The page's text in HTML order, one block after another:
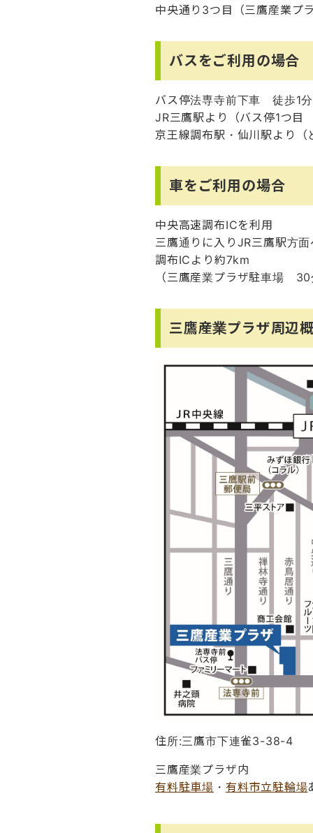
中央通り3つ目（三鷹産業プ
バスをご利用の場合
バス停法専寺前下車 徒歩1分
JR三鷹駅より（バス停1つ
京王線調布駅・仙川駅より（
車をご利用の場合
中央高速調布ICを利用
三鷹通りに入りJR三鷹駅方
調布ICより約7km
（三鷹産業プラザ駐車場
三鷹産業プラザ周辺
住所:三鷹市下連雀3-38-4
三鷹産業プラザ内
有料駐車場 ・ 有料市立駐輪場